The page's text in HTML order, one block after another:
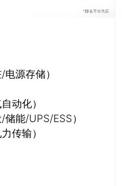
源存储）
动化）
能/UPS/ESS）
传输）